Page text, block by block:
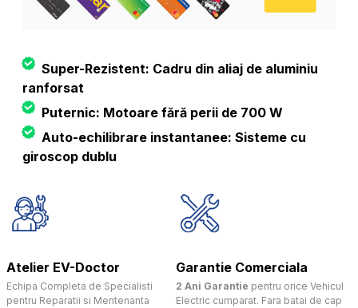
Super-Rezistent: Cadru din aliaj de aluminiu
ranforsat
Puternic: Motoare fără perii de 700 W
Auto-echilibrare instantanee: Sisteme cu
giroscop dublu
Atelier EV-Doctor
Echipa Completa de Specialisti
pentru Reparatii si Mentenanta
Garantie Comerciala
2 Ani Garantie pentru orice Vehicul
Electric cumparat. Fara batai de cap